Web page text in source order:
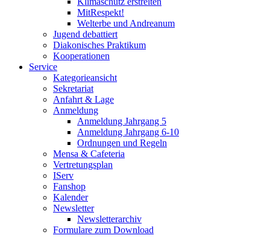
MitRespekt!
Welterbe und Andreanum
Jugend debattiert
Diakonisches Praktikum
Kooperationen
Service
Kategorieansicht
Sekretariat
Anfahrt & Lage
Anmeldung
Anmeldung Jahrgang 5
Anmeldung Jahrgang 6-10
Ordnungen und Regeln
Mensa & Cafeteria
Vertretungsplan
IServ
Fanshop
Kalender
Newsletter
Newsletterarchiv
Formulare zum Download